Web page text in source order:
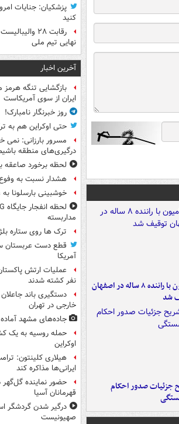
کامیون با راننده ۸ ساله در اصفهان
شد
جزئیات صدور احکام
پزشکیان: جنایات
کنید
رقابت ۲۸
نهایی تیم ملی
آخرین اخبار
بازگشایی تنگه
ایران از سوی آمریکاست
روز خبرنگار نامبارک!
حتی اوکراین هم به
مسرور بارزانی: نمی
درگیری‌های منطقه
لحظه برخورد صاعقه
هشدار نسبت به وفوع
خوشبینی بارسلونا
مداربسته
ترک ها روی ستاره
قطع دست عربستان
آمریکا
نفر کشته شدند
دستگیری باند
خارجی در تهران
جاده‌های مشهد آماده
حمله روسیه به یک
اوکراین
هیلاری کلینتون:
ایرانی‌ها مذاکره کند
حضور نماینده
قهرمانان آسیا
درگیر شدن گردشگر
صهیونیست